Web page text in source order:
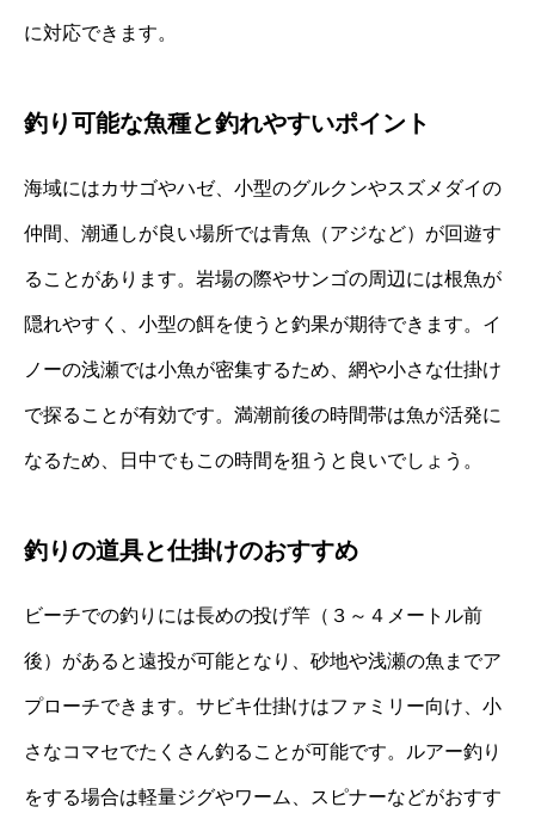
に対応できます。
釣り可能な魚種と釣れやすいポイント
海域にはカサゴやハゼ、小型のグルクンやスズメダイの
仲間、潮通しが良い場所では青魚（アジなど）が回遊す
ることがあります。岩場の際やサンゴの周辺には根魚が
隠れやすく、小型の餌を使うと釣果が期待できます。イ
ノーの浅瀬では小魚が密集するため、網や小さな仕掛け
で探ることが有効です。満潮前後の時間帯は魚が活発に
なるため、日中でもこの時間を狙うと良いでしょう。
釣りの道具と仕掛けのおすすめ
ビーチでの釣りには長めの投げ竿（３～４メートル前
後）があると遠投が可能となり、砂地や浅瀬の魚までア
プローチできます。サビキ仕掛けはファミリー向け、小
さなコマセでたくさん釣ることが可能です。ルアー釣り
をする場合は軽量ジグやワーム、スピナーなどがおすす